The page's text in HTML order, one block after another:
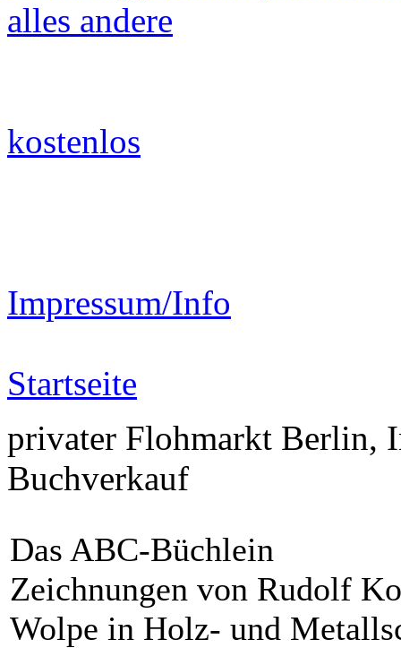
alles andere
kostenlos
Impressum/Info
Startseite
privater Flohmarkt Berlin,
Buchverkauf
Das ABC-Büchlein
Zeichnungen von Rudolf
Wolpe in Holz- und